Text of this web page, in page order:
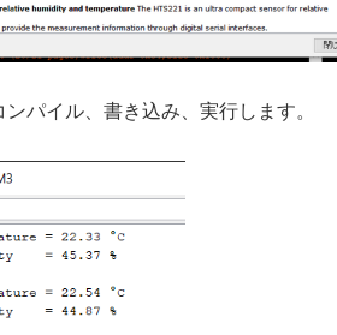
パイル、書き込み、実行します。